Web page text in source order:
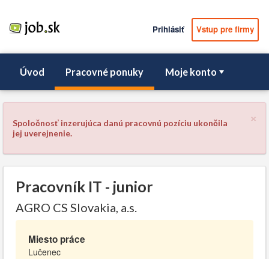
Prihlásiť Vstup pre firmy
Úvod Pracovné ponuky Moje konto
×
Spoločnosť inzerujúca danú pracovnú pozíciu ukončila
jej uverejnenie.
Pracovník IT - junior
AGRO CS Slovakia, a.s.
Miesto práce
Lučenec